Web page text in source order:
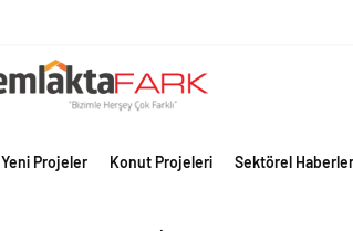
Yeni Projeler Konut Projeleri Sektörel Haberler